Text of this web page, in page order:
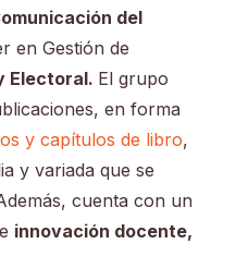
del
en Gestión de
Electoral. El grupo
en forma
y capítulos de libro,
y variada que se
cuenta con un
innovación docente,